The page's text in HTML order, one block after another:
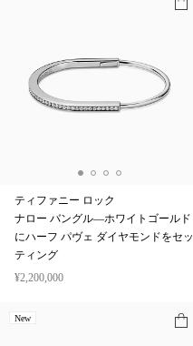
ティファニー ロック
ナロー バングル—ホワイトゴールド
にハーフ パヴェ ダイヤモンドをセッ
ティング
¥2,200,000
New